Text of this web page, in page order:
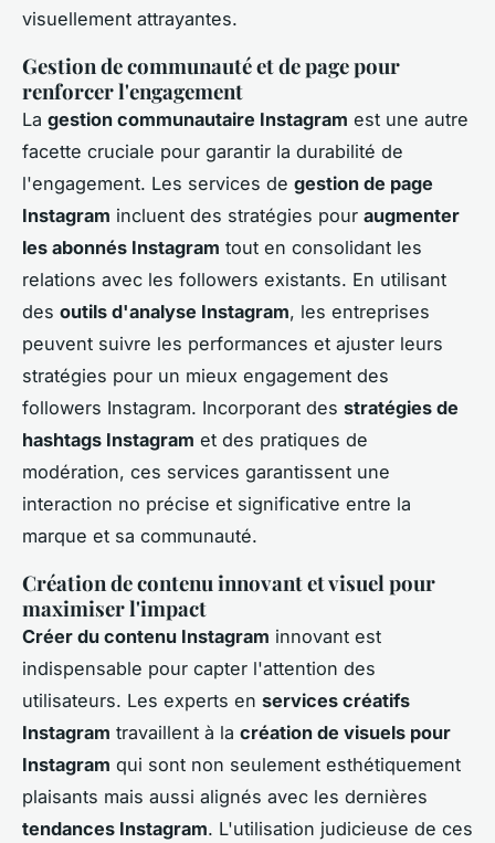
visuellement attrayantes.
Gestion de communauté et de page pour
renforcer l'engagement
La gestion communautaire Instagram est une autre
facette cruciale pour garantir la durabilité de
l'engagement. Les services de gestion de page
Instagram incluent des stratégies pour augmenter
les abonnés Instagram tout en consolidant les
relations avec les followers existants. En utilisant
des outils d'analyse Instagram, les entreprises
peuvent suivre les performances et ajuster leurs
stratégies pour un mieux engagement des
followers Instagram. Incorporant des stratégies de
hashtags Instagram et des pratiques de
modération, ces services garantissent une
interaction no précise et significative entre la
marque et sa communauté.
Création de contenu innovant et visuel pour
maximiser l'impact
Créer du contenu Instagram innovant est
indispensable pour capter l'attention des
utilisateurs. Les experts en services créatifs
Instagram travaillent à la création de visuels pour
Instagram qui sont non seulement esthétiquement
plaisants mais aussi alignés avec les dernières
tendances Instagram. L'utilisation judicieuse de ces